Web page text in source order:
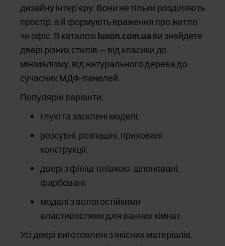
дизайну інтер’єру. Вони не тільки розділяють
простір, а й формують враження про житло
чи офіс. В каталозі luxon.com.ua ви знайдете
двері різних стилів — від класики до
мінімалізму, від натурального дерева до
сучасних МДФ-панелей.
Популярні варіанти:
глухі та засклені моделі;
розсувні, розпашні, приховані
конструкції;
двері з фініш-плівкою, шпоновані,
фарбовані;
моделі з вологостійкими
властивостями для ванних кімнат.
Усі двері виготовлені з якісних матеріалів,